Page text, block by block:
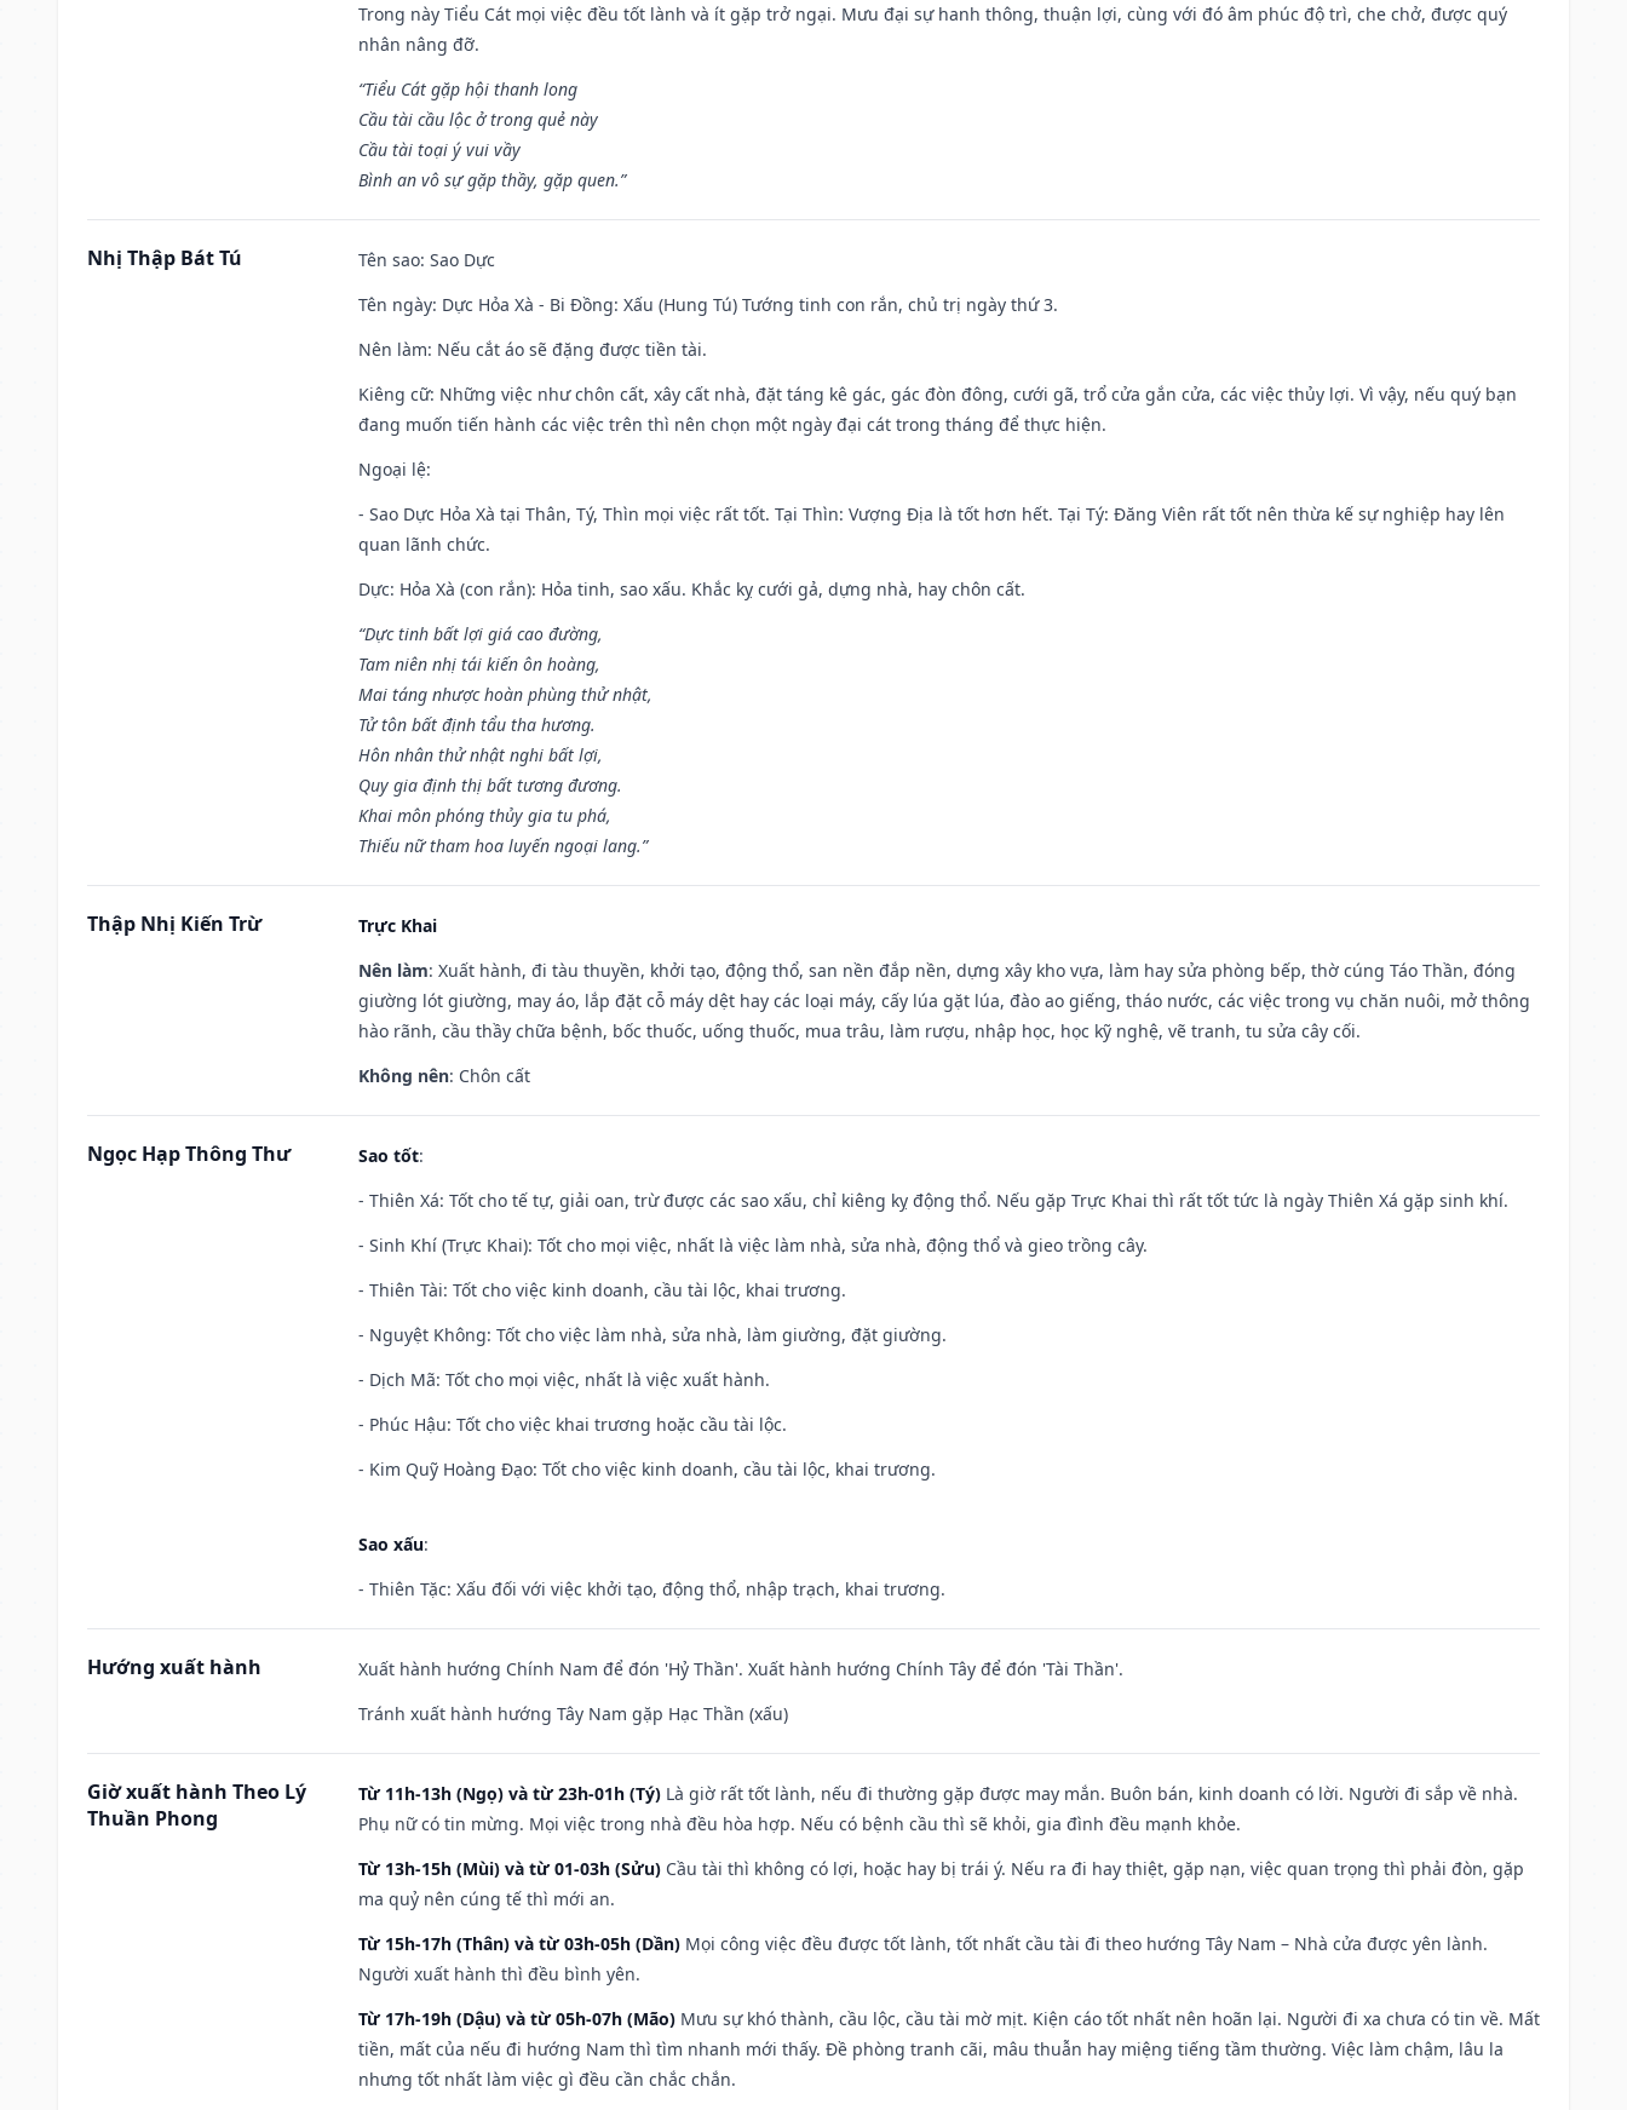
Trong này Tiểu Cát mọi việc đều tốt lành và ít gặp trở ngại. Mưu đại sự hanh thông, thuận lợi, cùng với đó âm phúc độ trì, che chở, được quý
nhân nâng đỡ.
“Tiểu Cát gặp hội thanh long
Cầu tài cầu lộc ở trong quẻ này
Cầu tài toại ý vui vầy
Bình an vô sự gặp thầy, gặp quen.”
Nhị Thập Bát Tú Tên sao: Sao Dực
Tên ngày: Dực Hỏa Xà - Bi Đồng: Xấu (Hung Tú) Tướng tinh con rắn, chủ trị ngày thứ 3.
Nên làm: Nếu cắt áo sẽ đặng được tiền tài.
Kiêng cữ: Những việc như chôn cất, xây cất nhà, đặt táng kê gác, gác đòn đông, cưới gã, trổ cửa gắn cửa, các việc thủy lợi. Vì vậy, nếu quý bạn
đang muốn tiến hành các việc trên thì nên chọn một ngày đại cát trong tháng để thực hiện.
Ngoại lệ:
- Sao Dực Hỏa Xà tại Thân, Tý, Thìn mọi việc rất tốt. Tại Thìn: Vượng Địa là tốt hơn hết. Tại Tý: Đăng Viên rất tốt nên thừa kế sự nghiệp hay lên
quan lãnh chức.
Dực: Hỏa Xà (con rắn): Hỏa tinh, sao xấu. Khắc kỵ cưới gả, dựng nhà, hay chôn cất.
“Dực tinh bất lợi giá cao đường,
Tam niên nhị tái kiến ôn hoàng,
Mai táng nhược hoàn phùng thử nhật,
Tử tôn bất định tẩu tha hương.
Hôn nhân thử nhật nghi bất lợi,
Quy gia định thị bất tương đương.
Khai môn phóng thủy gia tu phá,
Thiếu nữ tham hoa luyến ngoại lang.”
Thập Nhị Kiến Trừ
Trực Khai
Nên làm: Xuất hành, đi tàu thuyền, khởi tạo, động thổ, san nền đắp nền, dựng xây kho vựa, làm hay sửa phòng bếp, thờ cúng Táo Thần, đóng
giường lót giường, may áo, lắp đặt cỗ máy dệt hay các loại máy, cấy lúa gặt lúa, đào ao giếng, tháo nước, các việc trong vụ chăn nuôi, mở thông
hào rãnh, cầu thầy chữa bệnh, bốc thuốc, uống thuốc, mua trâu, làm rượu, nhập học, học kỹ nghệ, vẽ tranh, tu sửa cây cối.
Không nên: Chôn cất
Ngọc Hạp Thông Thư Sao tốt:
- Thiên Xá: Tốt cho tế tự, giải oan, trừ được các sao xấu, chỉ kiêng kỵ động thổ. Nếu gặp Trực Khai thì rất tốt tức là ngày Thiên Xá gặp sinh khí.
- Sinh Khí (Trực Khai): Tốt cho mọi việc, nhất là việc làm nhà, sửa nhà, động thổ và gieo trồng cây.
- Thiên Tài: Tốt cho việc kinh doanh, cầu tài lộc, khai trương.
- Nguyệt Không: Tốt cho việc làm nhà, sửa nhà, làm giường, đặt giường.
- Dịch Mã: Tốt cho mọi việc, nhất là việc xuất hành.
- Phúc Hậu: Tốt cho việc khai trương hoặc cầu tài lộc.
- Kim Quỹ Hoàng Đạo: Tốt cho việc kinh doanh, cầu tài lộc, khai trương.
Sao xấu:
- Thiên Tặc: Xấu đối với việc khởi tạo, động thổ, nhập trạch, khai trương.
Hướng xuất hành
Xuất hành hướng Chính Nam để đón 'Hỷ Thần'. Xuất hành hướng Chính Tây để đón 'Tài Thần'.
Tránh xuất hành hướng Tây Nam gặp Hạc Thần (xấu)
Giờ xuất hành Theo Lý
Thuần Phong
Từ 11h-13h (Ngọ) và từ 23h-01h (Tý) Là giờ rất tốt lành, nếu đi thường gặp được may mắn. Buôn bán, kinh doanh có lời. Người đi sắp về nhà.
Phụ nữ có tin mừng. Mọi việc trong nhà đều hòa hợp. Nếu có bệnh cầu thì sẽ khỏi, gia đình đều mạnh khỏe.
Từ 13h-15h (Mùi) và từ 01-03h (Sửu) Cầu tài thì không có lợi, hoặc hay bị trái ý. Nếu ra đi hay thiệt, gặp nạn, việc quan trọng thì phải đòn, gặp
ma quỷ nên cúng tế thì mới an.
Từ 15h-17h (Thân) và từ 03h-05h (Dần) Mọi công việc đều được tốt lành, tốt nhất cầu tài đi theo hướng Tây Nam – Nhà cửa được yên lành.
Người xuất hành thì đều bình yên.
Từ 17h-19h (Dậu) và từ 05h-07h (Mão) Mưu sự khó thành, cầu lộc, cầu tài mờ mịt. Kiện cáo tốt nhất nên hoãn lại. Người đi xa chưa có tin về. Mất
tiền, mất của nếu đi hướng Nam thì tìm nhanh mới thấy. Đề phòng tranh cãi, mâu thuẫn hay miệng tiếng tầm thường. Việc làm chậm, lâu la
nhưng tốt nhất làm việc gì đều cần chắc chắn.